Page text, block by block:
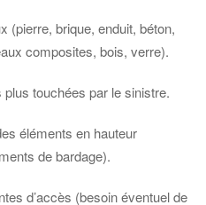
(pierre, brique, enduit, béton,
composites, bois, verre).
touchées par le sinistre.
éléments en hauteur
de bardage).
d’accès (besoin éventuel de